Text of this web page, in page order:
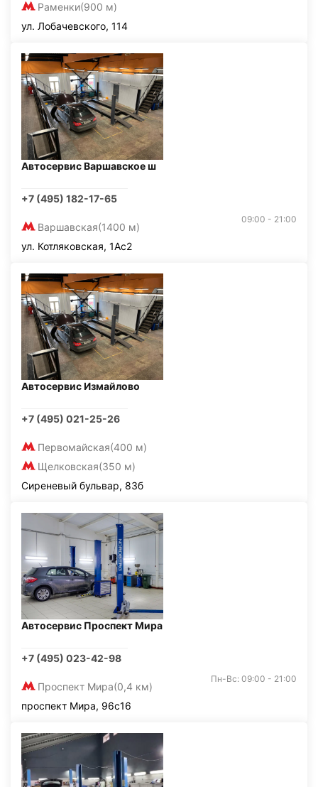
Раменки(900 м)
ул. Лобачевского, 114
Автосервис Варшавское ш
+7 (495) 182-17-65
Варшавская(1400 м)
09:00 - 21:00
ул. Котляковская, 1Ас2
Автосервис Измайлово
+7 (495) 021-25-26
Первомайская(400 м)
Щелковская(350 м)
Сиреневый бульвар, 83б
Автосервис Проспект Мира
+7 (495) 023-42-98
Проспект Мира(0,4 км)
Пн-Вс: 09:00 - 21:00
проспект Мира, 96с16